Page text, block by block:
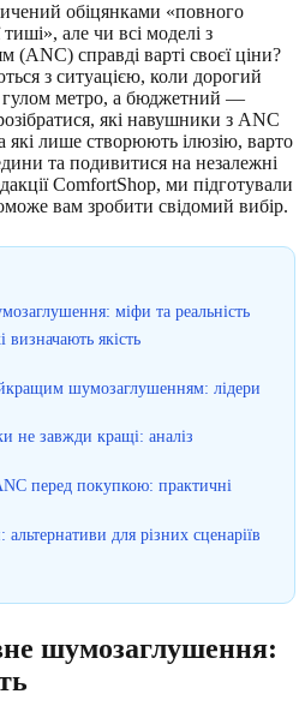
обіцянками «повного
але чи всі моделі з
справді варті своєї ціни?
з ситуацією, коли дорогий
гулом метро, а бюджетний —
які навушники з ANC
лише створюють ілюзію, варто
та подивитися на незалежні
ComfortShop, ми підготували
вам зробити свідомий вибір.
міфи та реальність
визначають якість
шумозаглушенням: лідери
не завжди кращі: аналіз
перед покупкою: практичні
для різних сценаріїв
шумозаглушення: